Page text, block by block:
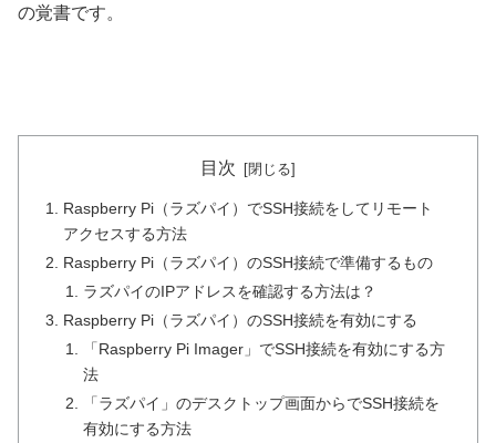
の覚書です。
目次
Raspberry Pi（ラズパイ）でSSH接続をしてリモート
アクセスする方法
Raspberry Pi（ラズパイ）のSSH接続で準備するもの
ラズパイのIPアドレスを確認する方法は？
Raspberry Pi（ラズパイ）のSSH接続を有効にする
「Raspberry Pi Imager」でSSH接続を有効にする方
法
「ラズパイ」のデスクトップ画面からでSSH接続を
有効にする方法